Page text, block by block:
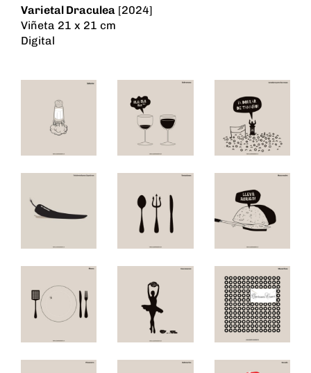
Varietal Draculea [2024]
Viñeta 21 x 21 cm
Digital